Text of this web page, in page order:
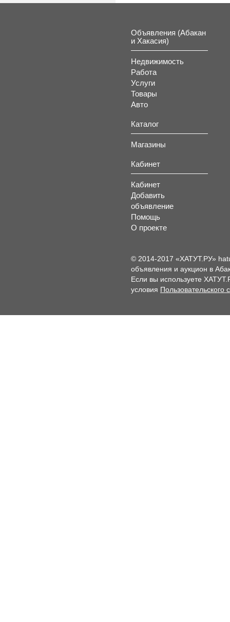
Объявления (Абакан
и Хакасия)
Недвижимость
Работа
Услуги
Товары
Авто
Каталог
Магазины
Кабинет
Кабинет
Добавить
объявление
Помощь
О проекте
© 2014-2017 «ХАТУТ.РУ»
объявления и аукцион в
Если вы используете
условия Пользовательского